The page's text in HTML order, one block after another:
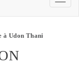
à Udon Thani